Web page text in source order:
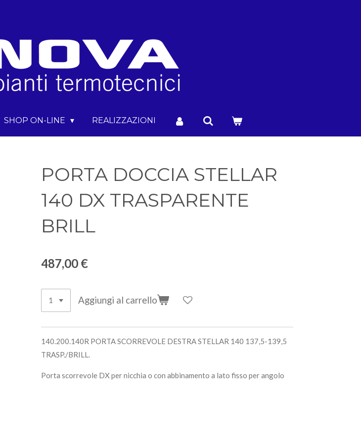
SHOP ON-LINE REALIZZAZIONI
PORTA DOCCIA STELLAR
140 DX TRASPARENTE
BRILL
487,00 €
Aggiungi al carrello
140.200.140R PORTA SCORREVOLE DESTRA STELLAR 140 137,5-139,5
TRASP./BRILL.
Porta scorrevole DX per nicchia o con abbinamento a lato fisso per angolo